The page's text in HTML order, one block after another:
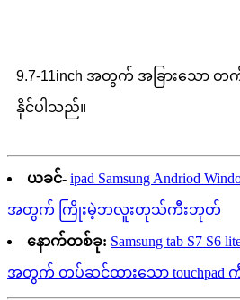
9.7-11inch အတွက် အခြားသော
နိုင်ပါသည်။
ယခင်- ipad Samsung Andriod
အတွက် ကြိုးမဲ့ဘလူးတုသ်ကီးဘုတ်
နောက်တစ်ခု: Samsung tab S7
အတွက် တပ်ဆင်ထားသော touchpad